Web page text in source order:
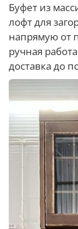
Буфет из
лофт для
напрямую от
ручная
доставка до